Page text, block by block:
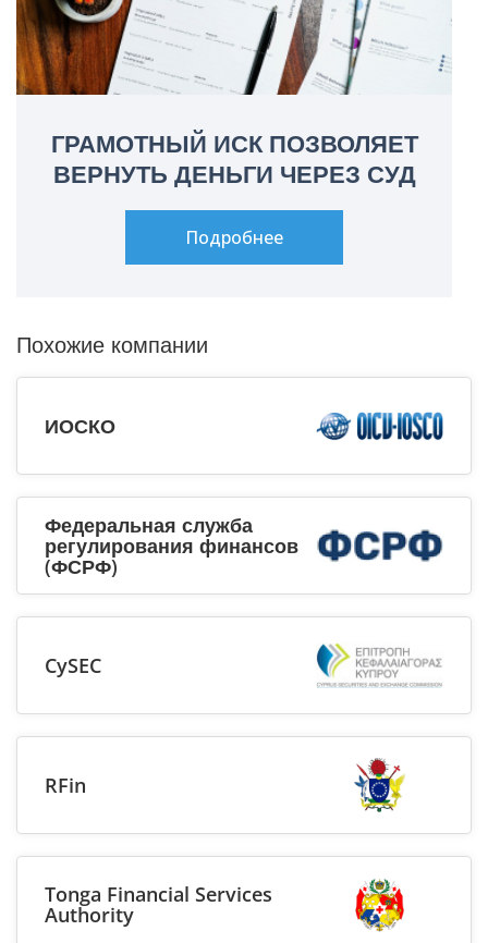
ГРАМОТНЫЙ ИСК ПОЗВОЛЯЕТ
ВЕРНУТЬ ДЕНЬГИ ЧЕРЕЗ СУД
Подробнее
Похожие компании
ИОСКО
Федеральная служба
регулирования финансов
(ФСРФ)
CySEC
RFin
Tonga Financial Services
Authority